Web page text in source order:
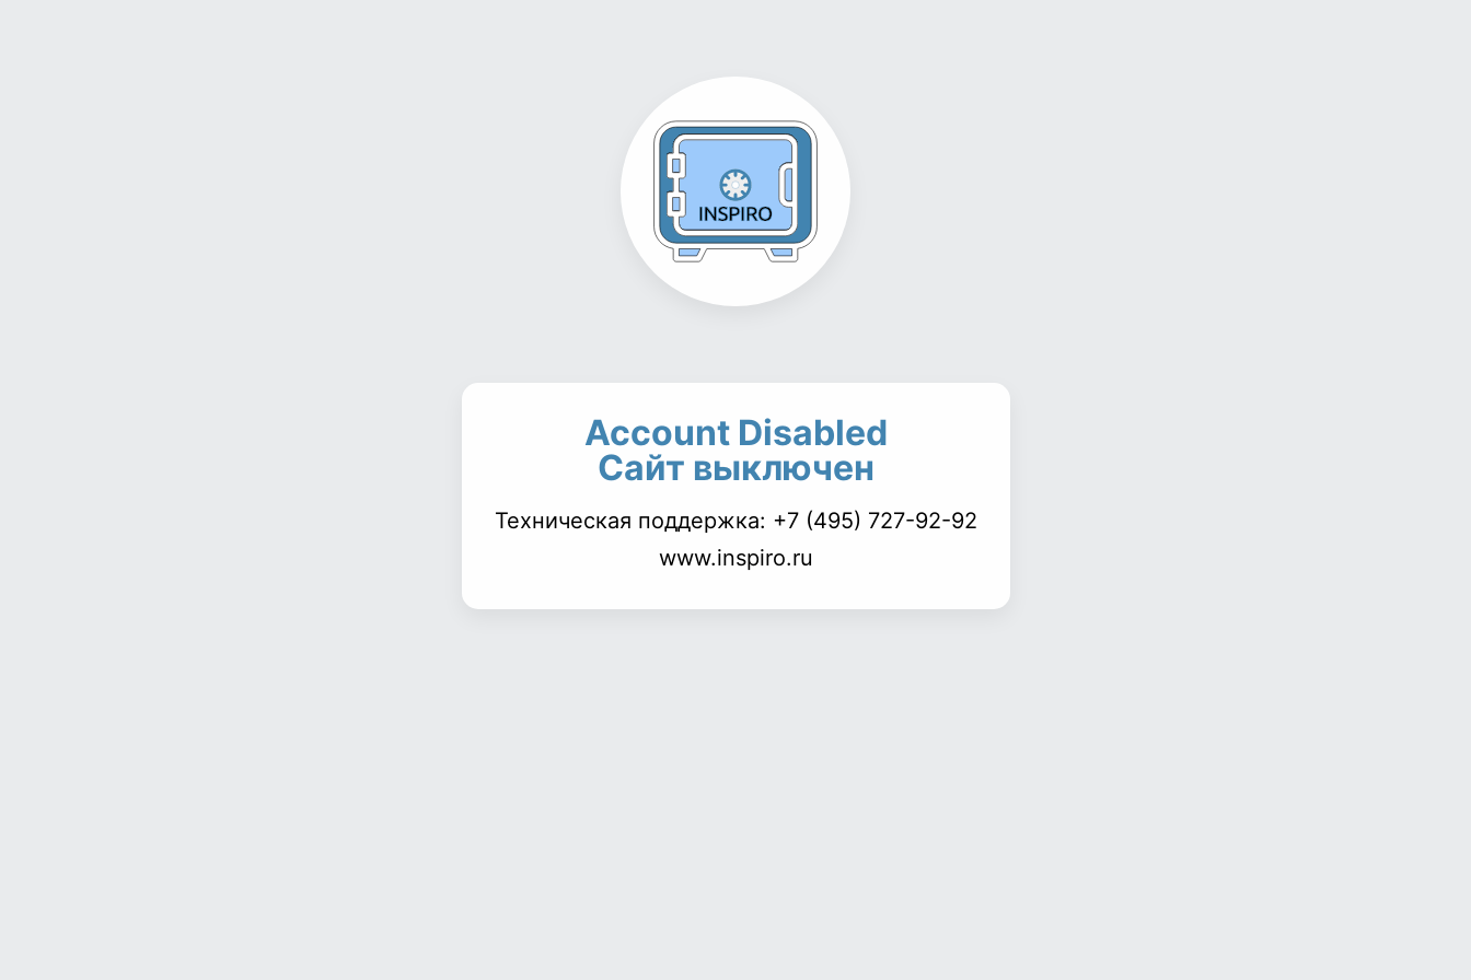
Account Disabled
Сайт выключен
Техническая поддержка: +7 (495) 727-92-92
www.inspiro.ru